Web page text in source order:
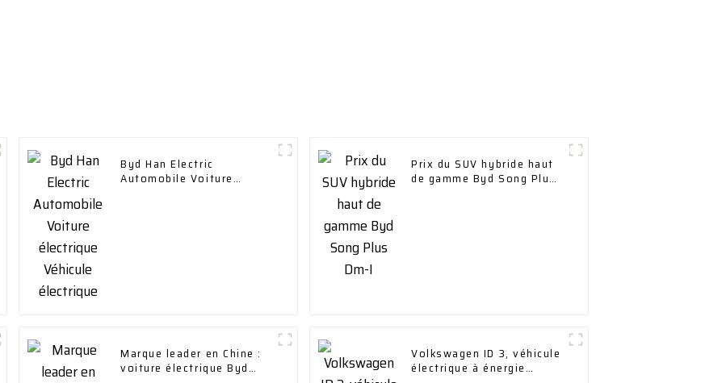
Byd Han Electric
Automobile Voiture
Prix ​​du SUV hybride haut
de gamme Byd Song Plus
Marque leader en Chine :
voiture électrique Byd
Volkswagen ID 3, véhicule
électrique à énergie